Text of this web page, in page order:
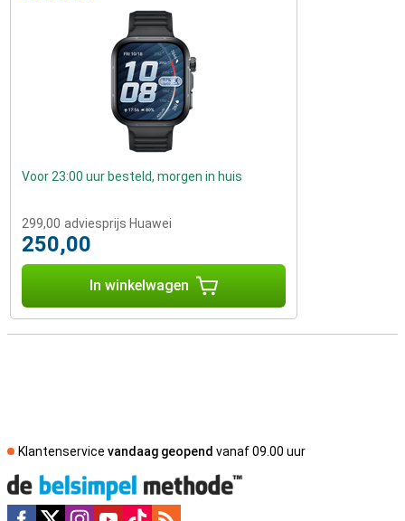
Voor 23:00 uur besteld, morgen in huis
299,00 adviesprijs Huawei
250,00
In winkelwagen
Klantenservice vandaag geopend vanaf 09.00 uur
Social media